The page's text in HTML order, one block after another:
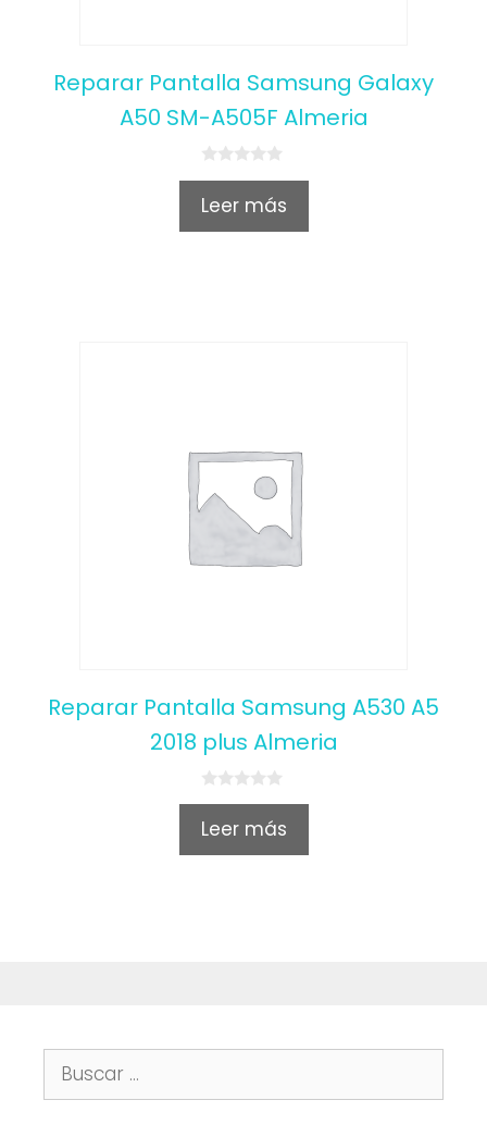
Reparar Pantalla Samsung Galaxy
A50 SM-A505F Almeria
0
u
Leer más
Reparar Pantalla Samsung A530 A5
2018 plus Almeria
0
u
Leer más
Buscar: